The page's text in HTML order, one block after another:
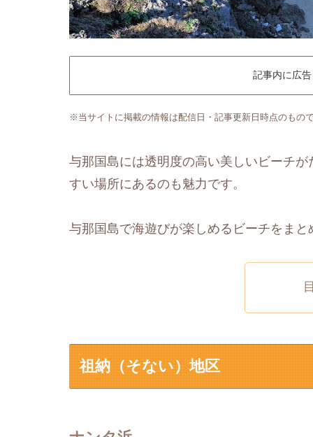
記事内に広
※当サイトに掲載の情報は配信日・記事更新日時点のもの
与那国島には透明度の高い美しいビーチ
すい場所にあるのも魅力です。
与那国島で海遊びが楽しめるビーチをまと
祖納（そない）地区